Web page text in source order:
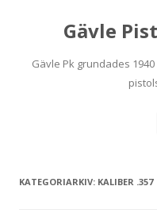
Gävle
Gävle Pk grundades
KATEGORIARKIV: KALIBER .357